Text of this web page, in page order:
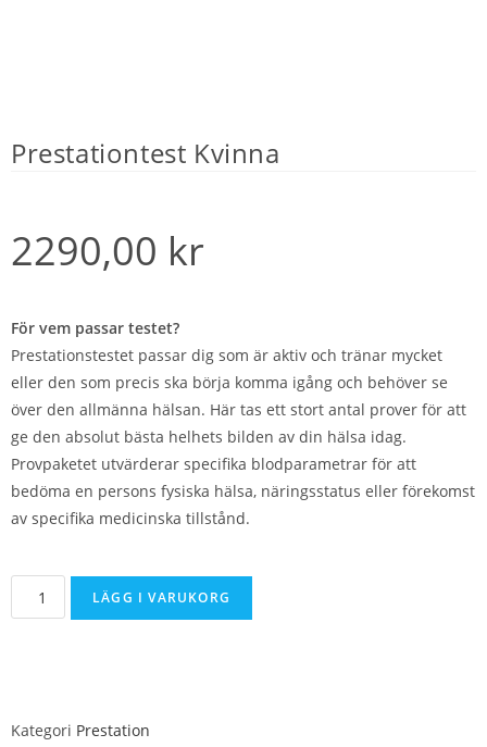
Prestationtest Kvinna
2290,00 kr
För vem passar testet?
Prestationstestet passar dig som är aktiv och tränar mycket
eller den som precis ska börja komma igång och behöver se
över den allmänna hälsan. Här tas ett stort antal prover för att
ge den absolut bästa helhets bilden av din hälsa idag.
Provpaketet utvärderar specifika blodparametrar för att
bedöma en persons fysiska hälsa, näringsstatus eller förekomst
av specifika medicinska tillstånd.
LÄGG I VARUKORG
Kategori Prestation